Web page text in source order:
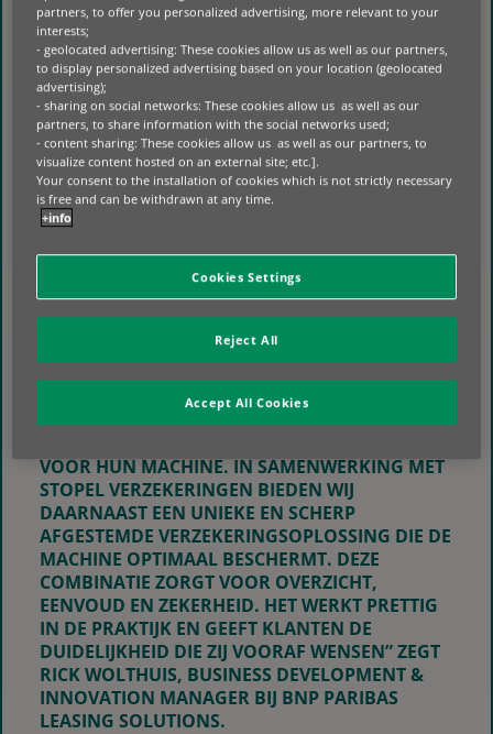
SPECIAAL ONTWIKKELDE
VERZEKERINGSOPLOSSING VAN STOPEL
VERZEKERINGEN. DEZE
VERZEKERINGSOPLOSSING IS ONTWIKKELD
VANUIT DE DAGELIJKSE PRAKTIJK VAN
MACHINEGEBRUIK EN KENT UNIEKE
VOORWAARDEN WAARONDER:
5 JAAR NIEUWWAARDEREGELING BIJ TOTAAL VERLIES (TOT
€500.000)
MET DEZE SAMENWERKING VERSTERKEN BEIDE
ZIJ ONDERNEMERS EEN PRAKTISCHE EN
ONDERSCHEIDENDE OPLOSSING.
“VIA BNP PARIBAS LEASING SOLUTIONS
KUNNEN KLANTEN REKENEN OP EEN
VOOR HUN MACHINE. IN SAMENWERKING MET
STOPEL VERZEKERINGEN BIEDEN WIJ
DAARNAAST EEN UNIEKE EN SCHERP
AFGESTEMDE VERZEKERINGSOPLOSSING DIE DE
MACHINE OPTIMAAL BESCHERMT. DEZE
COMBINATIE ZORGT VOOR OVERZICHT,
EENVOUD EN ZEKERHEID. HET WERKT PRETTIG
IN DE PRAKTIJK EN GEEFT KLANTEN DE
DUIDELIJKHEID DIE ZIJ VOORAF WENSEN”ZEGT
RICK WOLTHUIS, BUSINESS DEVELOPMENT &
INNOVATION MANAGER BIJ BNP PARIBAS
LEASING SOLUTIONS.
partners, to offer you personalized advertising, more relevant to your
interests;
- geolocated advertising: These cookies allow us as well as our partners,
to display personalized advertising based on your location (geolocated
advertising);
- sharing on social networks: These cookies allow us as well as our
partners, to share information with the social networks used;
- content sharing: These cookies allow us as well as our partners, to
visualize content hosted on an external site; etc.].
Your consent to the installation of cookies which is not strictly necessary
is free and can be withdrawn at any time.
+info
Cookies Settings
Reject All
Accept All Cookies